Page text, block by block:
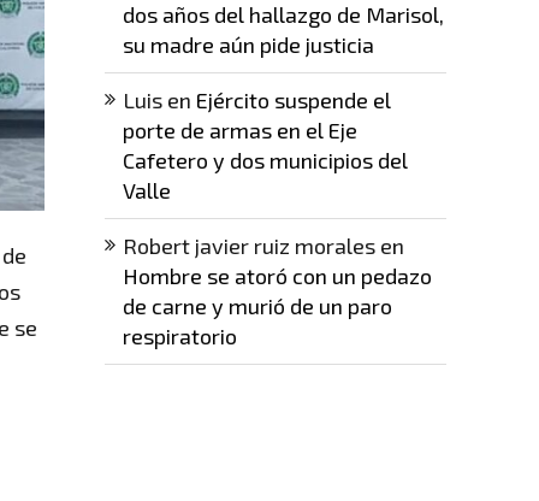
se
dos años del hallazgo de Marisol,
su madre aún pide justicia
Luisen Ejército suspende el
porte de armas en el Eje
Cafetero y dos municipios del
Valle
Robert javier ruiz moralesen
Hombre se atoró con un pedazo
de carne y murió de un paro
respiratorio